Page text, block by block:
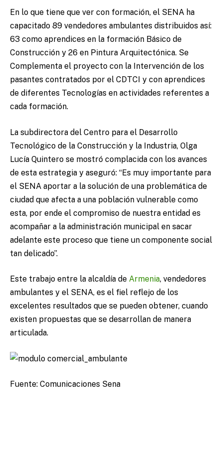
En lo que tiene que ver con formación, el SENA ha
capacitado 89 vendedores ambulantes distribuidos así:
63 como aprendices en la formación Básico de
Construcción y 26 en Pintura Arquitectónica. Se
Complementa el proyecto con la Intervención de los
pasantes contratados por el CDTCI y con aprendices
de diferentes Tecnologías en actividades referentes a
cada formación.
La subdirectora del Centro para el Desarrollo
Tecnológico de la Construcción y la Industria, Olga
Lucía Quintero se mostró complacida con los avances
de esta estrategia y aseguró: “Es muy importante para
el SENA aportar a la solución de una problemática de
ciudad que afecta a una población vulnerable como
esta, por ende el compromiso de nuestra entidad es
acompañar a la administración municipal en sacar
adelante este proceso que tiene un componente social
tan delicado”.
Este trabajo entre la alcaldía de Armenia, vendedores
ambulantes y el SENA, es el fiel reflejo de los
excelentes resultados que se pueden obtener, cuando
existen propuestas que se desarrollan de manera
articulada.
Fuente: Comunicaciones Sena